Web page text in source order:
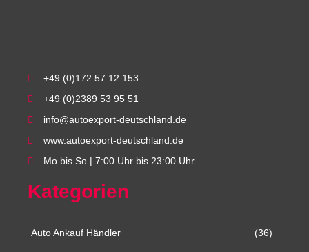
+49 (0)172 57 12 153
+49 (0)2389 53 95 51
info@autoexport-deutschland.de
www.autoexport-deutschland.de
Mo bis So | 7:00 Uhr bis 23:00 Uhr
Kategorien
Auto Ankauf Händler (36)